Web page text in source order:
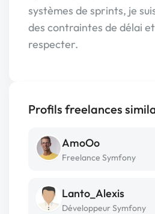
systèmes de sprints, je
des contraintes de délai
respecter.
Profils freelances
AmoOo
Freelance Symfony
Lanto_Alexis
Développeur Symfony